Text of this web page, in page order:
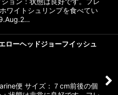
ワイトシュリンプを食べてい
ーヘッドジョーフイッシュ
便 サイズ：７cm前後の個